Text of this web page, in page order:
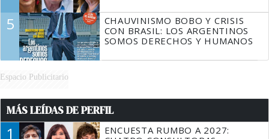
5
CHAUVINISMO BOBO Y CRISIS
CON BRASIL: LOS ARGENTINOS
SOMOS DERECHOS Y HUMANOS
Espacio Publicitario
MÁS LEÍDAS DE PERFIL
1
ENCUESTA RUMBO A 2027: